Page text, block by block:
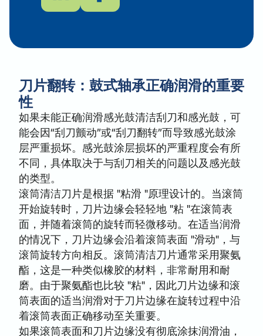
刀片翻转：鼓式轴承正确润滑的重要
性
如果未能正确润滑感光鼓清洁刮刀和感光鼓，可
能会因“刮刀颤动”或“刮刀翻转”而导致感光鼓涂
层严重损坏。感光鼓涂层损坏的严重程度会有所
不同，具体取决于与刮刀相关的问题以及感光鼓
的类型。
滚筒清洁刀片是根据 "粘滑 "原理设计的。当滚筒
开始旋转时，刀片边缘会轻轻地 "粘 "在滚筒表
面，并随着滚筒的旋转而轻微移动。在适当润滑
的情况下，刀片边缘会沿着滚筒表面 "滑动"，与
滚筒旋转方向相反。滚筒清洁刀片通常采用聚氨
酯，这是一种类似橡胶的材料，非常耐用和耐
磨。由于聚氨酯也比较 "粘"，因此刀片边缘和滚
筒表面的适当润滑对于刀片边缘在旋转过程中沿
着滚筒表面正确移动至关重要。
如果滚筒表面和刀片边缘没有彻底涂抹润滑油，